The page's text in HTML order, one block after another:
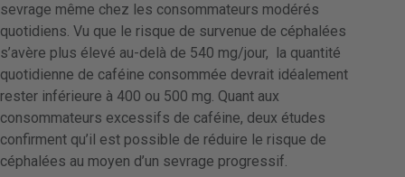
sevrage même chez les consommateurs modérés
quotidiens. Vu que le risque de survenue de céphalées
s’avère plus élevé au-delà de 540 mg/jour, la quantité
quotidienne de caféine consommée devrait idéalement
rester inférieure à 400 ou 500 mg. Quant aux
consommateurs excessifs de caféine, deux études
confirment qu’il est possible de réduire le risque de
céphalées au moyen d’un sevrage progressif.